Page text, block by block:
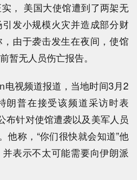
， 美国大使馆遭到了两架无
发小规模火灾并造成部分财
由于袭击发生在夜间，使馆
暂无人员伤亡报告。
电视频道报道，当地时间3月2
朗普在接受该频道采访时表
布针对使馆遭袭以及美军人员
他称，“你们很快就会知道”他
表示不太可能需要向伊朗派